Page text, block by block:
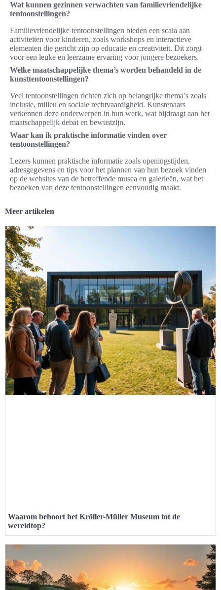
Wat kunnen gezinnen verwachten van familievriendelijke
tentoonstellingen?
Familievriendelijke tentoonstellingen bieden een scala aan
activiteiten voor kinderen, zoals workshops en interactieve
elementen die gericht zijn op educatie en creativiteit. Dit zorgt
voor een leuke en leerzame ervaring voor jongere bezoekers.
Welke maatschappelijke thema’s worden behandeld in de
kunsttentoonstellingen?
Veel tentoonstellingen richten zich op belangrijke thema’s zoals
inclusie, milieu en sociale rechtvaardigheid. Kunstenaars
verkennen deze onderwerpen in hun werk, wat bijdraagt aan het
maatschappelijk debat en bewustzijn.
Waar kan ik praktische informatie vinden over
tentoonstellingen?
Lezers kunnen praktische informatie zoals openingstijden,
adresgegevens en tips voor het plannen van hun bezoek vinden
op de websites van de betreffende musea en galerieën, wat het
bezoeken van deze tentoonstellingen eenvoudig maakt.
Meer artikelen
Waarom behoort het Kröller-Müller Museum tot de
wereldtop?